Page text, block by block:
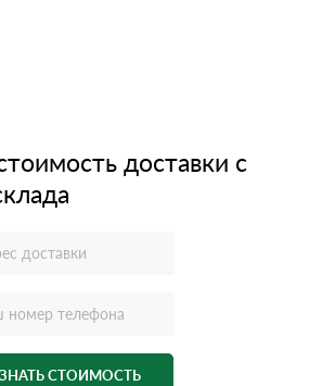
доставки с
СТОИМОСТЬ